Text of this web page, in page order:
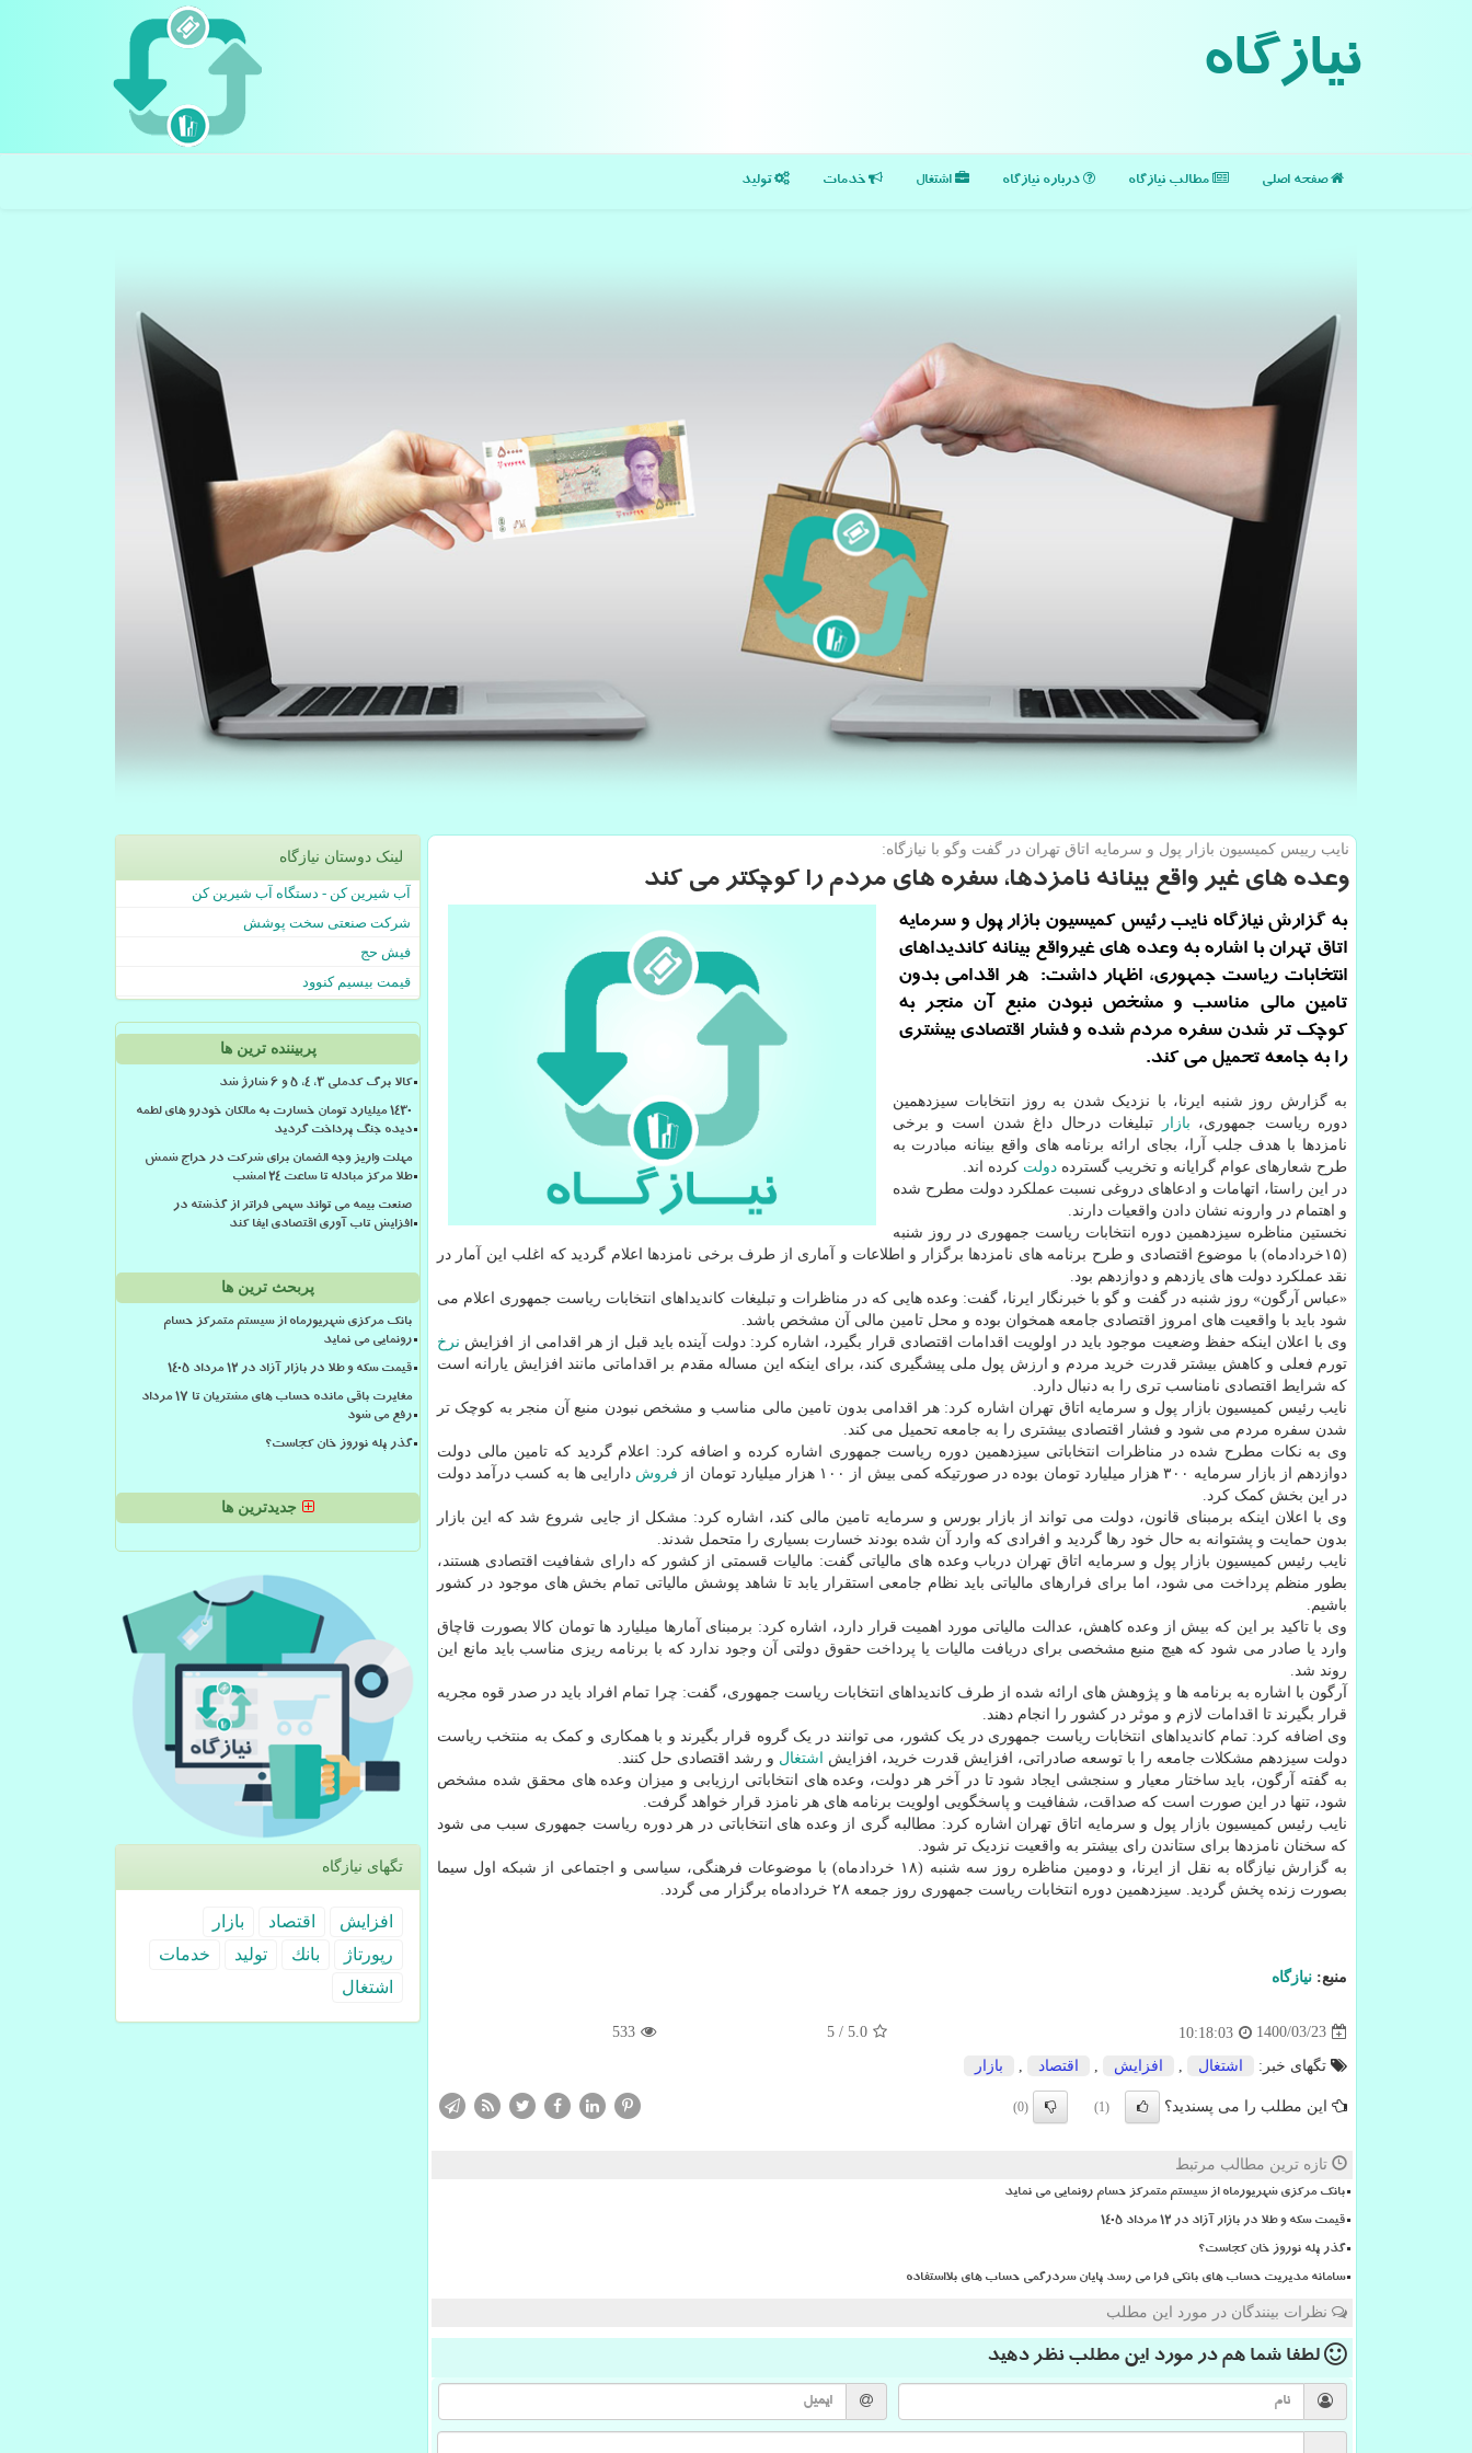
نیازگاه
صفحه اصلی مطالب نیازگاه درباره نیازگاه اشتغال خدمات تولید
نایب رییس كمیسیون بازار پول و سرمایه اتاق تهران در گفت وگو با نیازگاه:
وعده های غیر واقع بینانه نامزدها، سفره های مردم را كوچكتر می كند
به گزارش نیازگاه نایب رئیس کمیسیون بازار پول و سرمایه
اتاق تهران با اشاره به وعده های غیرواقع بینانه کاندیداهای
انتخابات ریاست جمهوری، اظهار داشت: هر اقدامی بدون
تامین مالی مناسب و مشخص نبودن منبع آن منجر به
کوچک تر شدن سفره مردم شده و فشار اقتصادی بیشتری
را به جامعه تحمیل می کند.
به گزارش روز شنبه ایرنا، با نزدیک شدن به روز انتخابات سیزدهمین
دوره ریاست جمهوری، بازار
تبلیغات درحال داغ شدن است و برخی
نامزدها با هدف جلب آرا، بجای ارائه برنامه های واقع بینانه مبادرت به
طرح شعارهای عوام گرایانه و تخریب گسترده دولت کرده اند.
در این راستا، اتهامات و ادعاهای دروغی نسبت عملکرد دولت مطرح شده
و اهتمام در وارونه نشان دادن واقعیات دارند.
نخستین مناظره سیزدهمین دوره انتخابات ریاست جمهوری در روز شنبه
(۱۵خردادماه) با موضوع اقتصادی و طرح برنامه های نامزدها برگزار و اطلاعات و آماری از طرف برخی نامزدها اعلام گردید که اغلب این آمار در
نقد عملکرد دولت های یازدهم و دوازدهم بود.
«عباس آرگون» روز شنبه در گفت و گو با خبرنگار ایرنا، گفت: وعده هایی که در مناظرات و تبلیغات کاندیداهای انتخابات ریاست جمهوری اعلام می
شود باید با واقعیت های امروز اقتصادی جامعه همخوان بوده و محل تامین مالی آن مشخص باشد.
وی با اعلان اینکه حفظ وضعیت موجود باید در اولویت اقدامات اقتصادی قرار بگیرد، اشاره کرد: دولت آینده باید قبل از هر اقدامی از افزایش نرخ
تورم فعلی و کاهش بیشتر قدرت خرید مردم و ارزش پول ملی پیشگیری کند، برای اینکه این مساله مقدم بر اقداماتی مانند افزایش یارانه است
که شرایط اقتصادی نامناسب تری را به دنبال دارد.
نایب رئیس کمیسیون بازار پول و سرمایه اتاق تهران اشاره کرد: هر اقدامی بدون تامین مالی مناسب و مشخص نبودن منبع آن منجر به کوچک تر
شدن سفره مردم می شود و فشار اقتصادی بیشتری را به جامعه تحمیل می کند.
وی به نکات مطرح شده در مناظرات انتخاباتی سیزدهمین دوره ریاست جمهوری اشاره کرده و اضافه کرد: اعلام گردید که تامین مالی دولت
دوازدهم از بازار سرمایه ۳۰۰ هزار میلیارد تومان بوده در صورتیکه کمی بیش از ۱۰۰ هزار میلیارد تومان از
فروش دارایی ها به کسب درآمد دولت
در این بخش کمک کرد.
وی با اعلان اینکه برمبنای قانون، دولت می تواند از بازار بورس و سرمایه تامین مالی کند، اشاره کرد: مشکل از جایی شروع شد که این بازار
بدون حمایت و پشتوانه به حال خود رها گردید و افرادی که وارد آن شده بودند خسارت بسیاری را متحمل شدند.
نایب رئیس کمیسیون بازار پول و سرمایه اتاق تهران درباب وعده های مالیاتی گفت: مالیات قسمتی از کشور که دارای شفافیت اقتصادی هستند،
بطور منظم پرداخت می شود، اما برای فرارهای مالیاتی باید نظام جامعی استقرار یابد تا شاهد پوشش مالیاتی تمام بخش های موجود در کشور
باشیم.
وی با تاکید بر این که بیش از وعده کاهش، عدالت مالیاتی مورد اهمیت قرار دارد، اشاره کرد: برمبنای آمارها میلیارد ها تومان کالا بصورت قاچاق
وارد یا صادر می شود که هیچ منبع مشخصی برای دریافت مالیات یا پرداخت حقوق دولتی آن وجود ندارد که با برنامه ریزی مناسب باید مانع این
روند شد.
آرگون با اشاره به برنامه ها و پژوهش های ارائه شده از طرف کاندیداهای انتخابات ریاست جمهوری، گفت: چرا تمام افراد باید در صدر قوه مجریه
قرار بگیرند تا اقدامات لازم و موثر در کشور را انجام دهند.
وی اضافه کرد: تمام کاندیداهای انتخابات ریاست جمهوری در یک کشور، می توانند در یک گروه قرار بگیرند و با همکاری و کمک به منتخب ریاست
دولت سیزدهم مشکلات جامعه را با توسعه صادراتی، افزایش قدرت خرید، افزایش
اشتغال و رشد اقتصادی حل کنند.
به گفته آرگون، باید ساختار معیار و سنجشی ایجاد شود تا در آخر هر دولت، وعده های انتخاباتی ارزیابی و میزان وعده های محقق شده مشخص
شود، تنها در این صورت است که صداقت، شفافیت و پاسخگویی اولویت برنامه های هر نامزد قرار خواهد گرفت.
نایب رئیس کمیسیون بازار پول و سرمایه اتاق تهران اشاره کرد: مطالبه گری از وعده های انتخاباتی در هر دوره ریاست جمهوری سبب می شود
که سخنان نامزدها برای ستاندن رای بیشتر به واقعیت نزدیک تر شود.
به گزارش نیازگاه به نقل از ایرنا، و دومین مناظره روز سه شنبه (۱۸ خردادماه) با موضوعات فرهنگی، سیاسی و اجتماعی از شبکه اول سیما
بصورت زنده پخش گردید. سیزدهمین دوره انتخابات ریاست جمهوری روز جمعه ۲۸ خردادماه برگزار می گردد.
منبع: نیازگاه
1400/03/23
10:18:03
5.0
/
5
533
تگهای خبر: اشتغال افزایش اقتصاد بازار
این مطلب را می پسندید؟ (1)
(0)
تازه ترین مطالب مرتبط
بانک مرکزی شهریورماه از سیستم متمرکز حسام رونمایی می نماید
قیمت سکه و طلا در بازار آزاد در ۱۲ مرداد ۱۴۰۵
گذر پله نوروز خان کجاست؟
سامانه مدیریت حساب های بانکی فرا می رسد پایان سردرگمی حساب های بلااستفاده
نظرات بینندگان در مورد این مطلب
لطفا شما همدر مورد این مطلب نظر دهید
لینک دوستان نیازگاه
آب شیرین کن - دستگاه آب شیرین کن
شرکت صنعتی سخت پوشش
فیش حج
قیمت بیسیم کنوود
پربیننده ترین ها
کالا برگ کدملی 3، 4، 5 و 6 شارژ شد
۱۴۳۰ میلیارد تومان خسارت به مالکان خودرو های لطمه
دیده جنگ پرداخت گردید
مهلت واریز وجه الضمان برای شرکت در حراج شمش
طلا مرکز مبادله تا ساعت ۲۴ امشب
صنعت بیمه می تواند سهمی فراتر از گذشته در
افزایش تاب آوری اقتصادی ایفا کند
پربحث ترین ها
بانک مرکزی شهریورماه از سیستم متمرکز حسام
رونمایی می نماید
قیمت سکه و طلا در بازار آزاد در ۱۲ مرداد ۱۴۰۵
مغایرت باقی مانده حساب های مشتریان تا 17 مرداد
رفع می شود
گذر پله نوروز خان کجاست؟
جدیدترین ها
تگهای نیازگاه
افزایش اقتصاد
بازار
رپورتاژ
بانك تولید
خدمات
اشتغال